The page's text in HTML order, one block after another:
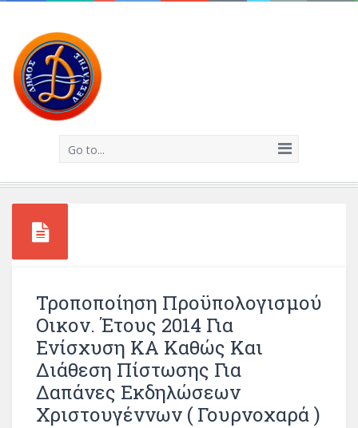
Go to...
Τροποποίηση Προϋπολογισμού
Οικον. Έτους 2014 Για
Ενίσχυση ΚΑ Καθώς Και
Διάθεση Πίστωσης Για
Δαπάνες Εκδηλώσεων
Χριστουγέννων ( Γουρνοχαρά )